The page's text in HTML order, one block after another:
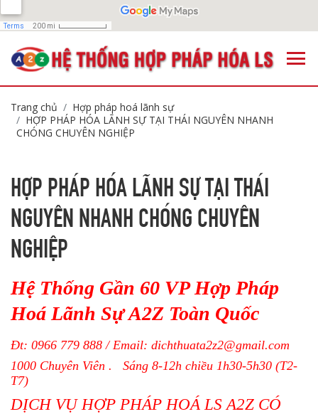
Trang chủ
Hợp pháp hoá lãnh sự
HỢP PHÁP HÓA LÃNH SỰ TẠI THÁI NGUYÊN NHANH
CHÓNG CHUYÊN NGHIỆP
HỢP PHÁP HÓA LÃNH SỰ TẠI THÁI
NGUYÊN NHANH CHÓNG CHUYÊN
NGHIỆP
Hệ Thống Gần 60 VP Hợp Pháp
Hoá Lãnh Sự A2Z Toàn Quốc
Đt: 0966 779 888 / Email: dichthuata2z2@gmail.com
1000 Chuyên Viên . Sáng 8-12h chiều 1h30-5h30 (T2-
T7)
DỊCH VỤ HỢP PHÁP HOÁ LS A2Z CÓ